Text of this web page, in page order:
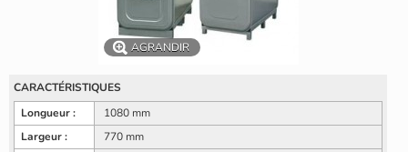
AGRANDIR
CARACTÉRISTIQUES
Longueur :
1080 mm
Largeur :
770 mm